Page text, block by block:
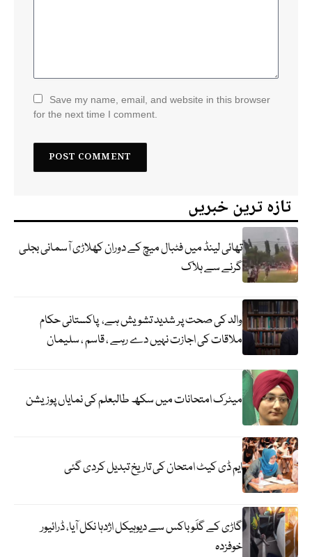
Save my name, email, and website in this browser
for the next time I comment.
تازہ ترین خبریں
تھائی لینڈ میں فٹبال میچ کے دوران کھلاڑی آسمانی بجلی
گرنے سے ہلاک
والد کی صحت پر شدید تشویش ہے، پاکستانی حکام
ملاقات کی اجازت نہیں دے رہے ، قاسم ، سلیمان
میٹرک امتحانات میں سکھ طالبعلم کی نمایاں پوزیشن
ایم ڈی کیٹ امتحان کی تاریخ تبدیل کردی گئی
گاڑی کے گلَو باکس سے دیوہیکل اژدہا نکل آیا، ڈرائیور
خوفزدہ